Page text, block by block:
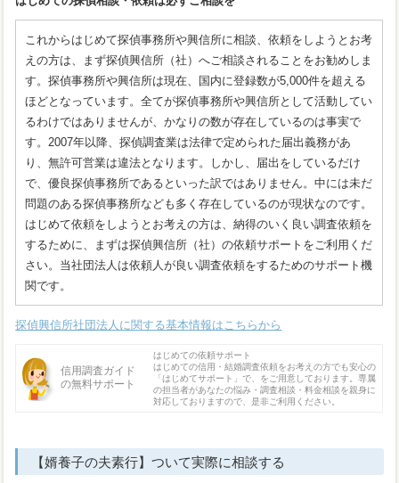
これからはじめて探偵事務所や興信所に相談、依頼をしようとお考
えの方は、まず探偵興信所（社）へご相談されることをお勧めしま
す。探偵事務所や興信所は現在、国内に登録数が5,000件を超える
ほどとなっています。全てが探偵事務所や興信所として活動してい
るわけではありませんが、かなりの数が存在しているのは事実で
す。2007年以降、探偵調査業は法律で定められた届出義務があ
り、無許可営業は違法となります。しかし、届出をしているだけ
で、優良探偵事務所であるといった訳ではありません。中には未だ
問題のある探偵事務所なども多く存在しているのが現状なのです。
はじめて依頼をしようとお考えの方は、納得のいく良い調査依頼を
するために、まずは探偵興信所（社）の依頼サポートをご利用くだ
さい。当社団法人は依頼人が良い調査依頼をするためのサポート機
関です。
探偵興信所社団法人に関する基本情報はこちらから
信用調査ガイド
の無料サポート
はじめての依頼サポート
はじめての信用・結婚調査依頼をお考えの方でも安心の
「はじめてサポート」で、をご用意しております。専属
の担当者があなたの悩み・調査相談・料金相談を親身に
対応しておりますので、是非ご利用ください。
【婿養子の夫素行】ついて実際に相談する